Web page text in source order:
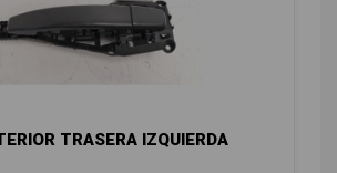
TRASERA IZQUIERDA